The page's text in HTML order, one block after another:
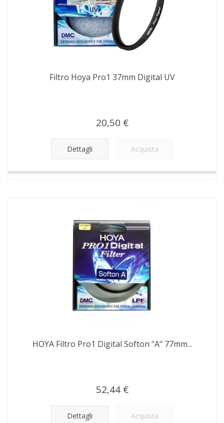
Filtro Hoya Pro1 37mm Digital UV
20,50 €
Dettagli Acquista
HOYA Filtro Pro1 Digital Softon "A" 77mm...
52,44 €
Dettagli Acquista